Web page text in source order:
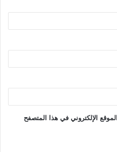
الإلكتروني في هذا المتصفح